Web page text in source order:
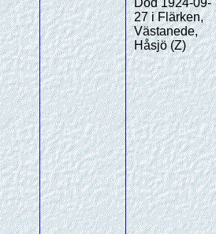
Död 1924-09-
27 i Flärken,
Västanede,
Håsjö (Z)